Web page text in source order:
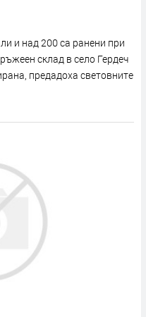
и над 200 са ранени при
склад в село Гердеч
предадоха световните